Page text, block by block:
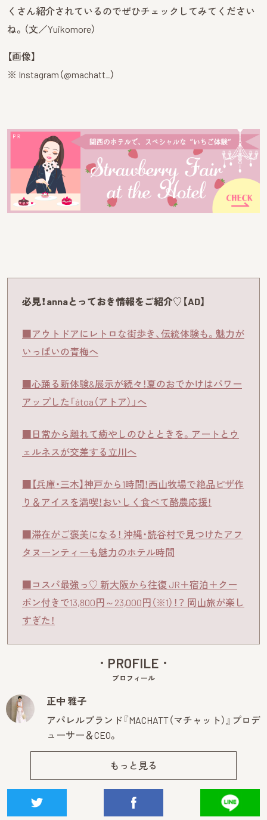
くさん紹介されているのでぜひチェックしてみてください
ね。（文／Yuikomore）
【画像】
※ Instagram（@machatt_）
必見！annaとっておき情報をご紹介♡【AD】
■アウトドアにレトロな街歩き、伝統体験も。魅力が
いっぱいの青梅へ
■心踊る新体験&展示が続々！夏のおでかけはパワー
アップした「átoa（アトア）」へ
■日常から離れて癒やしのひとときを。アートとウ
ェルネスが交差する立川へ
■【兵庫・三木】神戸から1時間！西山牧場で絶品ピザ作
り＆アイスを満喫！おいしく食べて酪農応援！
■滞在がご褒美になる！ 沖縄・読谷村で見つけたアフ
タヌーンティーも魅力のホテル時間
■コスパ最強っ♡ 新大阪から往復 JR＋宿泊＋クー
ポン付きで13,800円～23,000円（※1）！？ 岡山旅が楽し
すぎた！
PROFILE
プロフィール
正中 雅子
アパレルブランド『MACHATT（マチャット）』プロデ
ューサー＆CEO。
もっと見る